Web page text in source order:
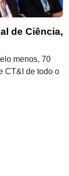
de Ciência,
menos, 70
CT&I de todo o